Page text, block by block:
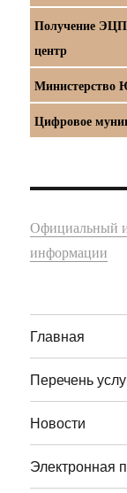
Получение
центр
Министерство
Цифровое
Официальный
информации
Главная
Перечень
Новости
Электронная